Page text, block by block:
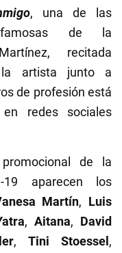
, una de las
de la
recitada
la artista junto a
de profesión está
redes sociales
de la
19 aparecen los
Martín, Luis
, Aitana, David
, Tini Stoessel ,